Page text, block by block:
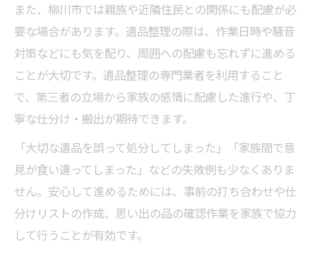
遺品整理で負担を減らす分担と役割決め
遺品整理に必要な準備とスケジュールの立
て方
遺品整理をきっかけに信頼関係を築く秘訣
柳川市で安心できる遺品整理を考える
遺品整理の業者選びで重視すべきポイント
安心して任せられる遺品整理の基準とは
遺品整理の相談先選びのコツと注意点
遺品整理を依頼する際の準備と心構え
遺品整理で専門家に依頼するメリット
また、柳川市では親族や近隣住民との関係にも配慮が必
要な場合があります。遺品整理の際は、作業日時や騒音
対策などにも気を配り、周囲への配慮も忘れずに進める
ことが大切です。遺品整理の専門業者を利用すること
で、第三者の立場から家族の感情に配慮した進行や、丁
寧な仕分け・搬出が期待できます。
「大切な遺品を誤って処分してしまった」「家族間で意
見が食い違ってしまった」などの失敗例も少なくありま
せん。安心して進めるためには、事前の打ち合わせや仕
分けリストの作成、思い出の品の確認作業を家族で協力
して行うことが有効です。